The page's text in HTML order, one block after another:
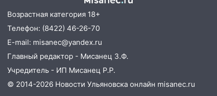
11:20 Ульяновская шахматистка
Валерия Клейменова выиграла два
золота в составе сборной мира
11:16
доску декабристу Кондратию Рылееву
10:40 В Ульяновске спасатели ночью
нашли потерявшегося в заброшенных
Возрастная категория 18+
Телефон: (8422) 46-26-70
E-mail: misanec@yandex.ru
Главный редактор - Мисанец З.Ф.
Учредитель - ИП Мисанец Р.Р.
© 2014-2026 Новости Ульяновска онлайн misanec.ru